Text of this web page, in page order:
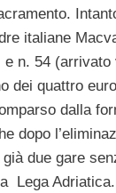
italiane
e n. 54
dei quattro
dalla
dopo
già due gare
Lega